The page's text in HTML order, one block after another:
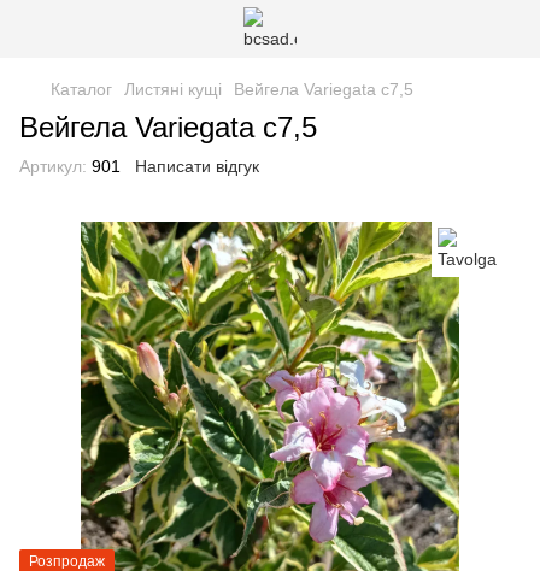
Каталог Листяні кущі Вейгела Variegata с7,5
Вейгела Variegata с7,5
Артикул: 901 Написати відгук
Розпродаж